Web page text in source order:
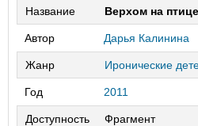
Название Верхом на
Автор Дарья Калинина
Жанр Иронические
Год 2011
Доступность Фрагмент